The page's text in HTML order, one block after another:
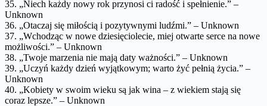
35. „Niech każdy nowy rok przynosi ci radość i spełnienie.” –
Unknown
36. „Otaczaj się miłością i pozytywnymi ludźmi.” – Unknown
37. „Wchodząc w nowe dziesięciolecie, miej otwarte serce na nowe
możliwości.” – Unknown
38. „Twoje marzenia nie mają daty ważności.” – Unknown
39. „Uczyń każdy dzień wyjątkowym; warto żyć pełnią życia.” –
Unknown
40. „Kobiety w swoim wieku są jak wina – z wiekiem stają się
coraz lepsze.” – Unknown